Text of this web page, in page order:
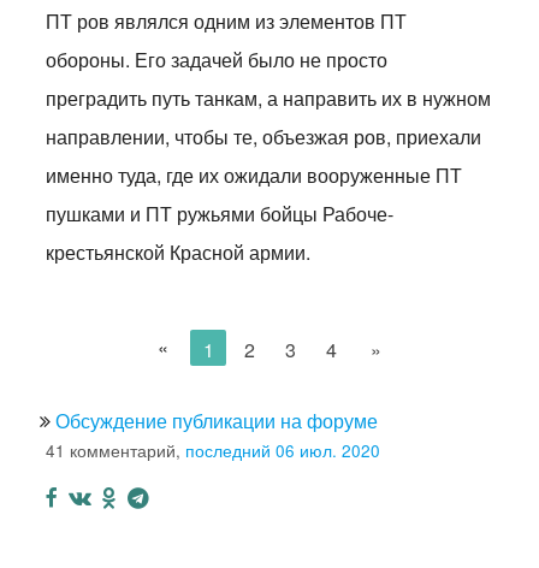
ПТ ров являлся одним из элементов ПТ
обороны. Его задачей было не просто
преградить путь танкам, а направить их в нужном
направлении, чтобы те, объезжая ров, приехали
именно туда, где их ожидали вооруженные ПТ
пушками и ПТ ружьями бойцы Рабоче-
крестьянской Красной армии.
« 1 2 3 4 »
Обсуждение публикации на форуме
41 комментарий, последний 06 июл. 2020